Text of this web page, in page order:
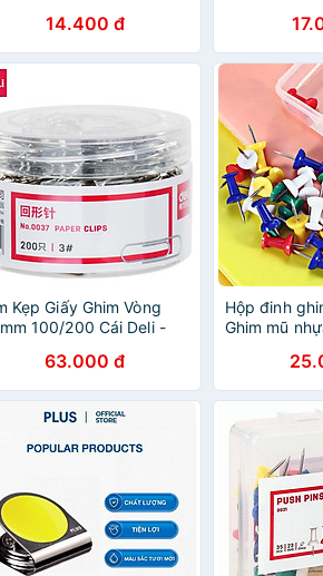
14.400 đ
Kẹp Giấy Ghim Vòng
100/200 Cái Deli -
- E0024 / 0037
63.000 đ
Hộp đinh
Ghim mũ